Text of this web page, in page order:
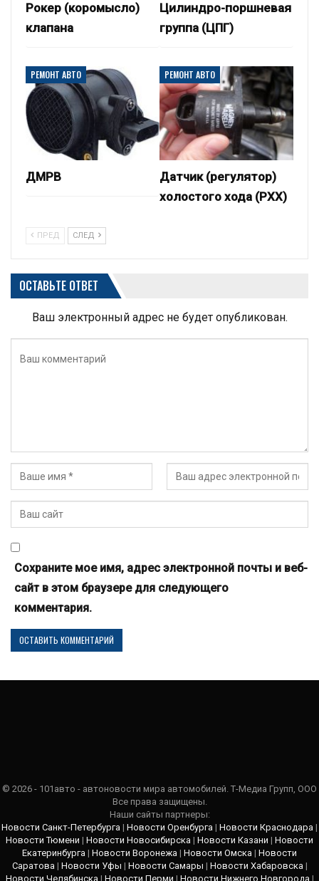
Рокер (коромысло)
клапана
Цилиндро-поршневая
группа (ЦПГ)
РЕМОНТ АВТО
ДМРВ
РЕМОНТ АВТО
Датчик (регулятор)
холостого хода (РХХ)
ПРЕД СЛЕД
ОСТАВЬТЕ ОТВЕТ
Ваш электронный адрес не будет опубликован.
Сохраните мое имя, адрес электронной почты и веб-
сайт в этом браузере для следующего
комментария.
© 2026 - 101авто - автоновости мира автомобилей. Т-Медиа Групп, ООО
Все права защищены.
Наши сайты партнеры:
Новости Санкт-Петербурга | Новости Оренбурга | Новости Краснодара |
Новости Тюмени | Новости Новосибирска | Новости Казани | Новости
Екатеринбурга | Новости Воронежа | Новости Омска | Новости
Саратова | Новости Уфы | Новости Самары | Новости Хабаровска |
Новости Челябинска | Новости Перми | Новости Нижнего Новгорода |